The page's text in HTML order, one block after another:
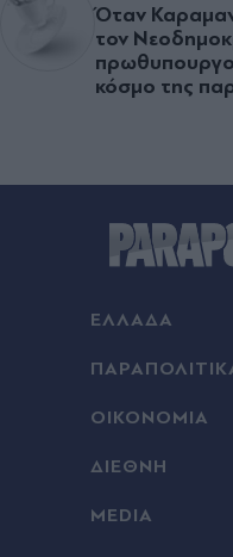
Όταν
τον
κόσμο της
ΕΛΛΑΔΑ
ΟΙΚΟΝΟΜΙΑ
ΔΙΕΘΝΗ
MEDIA